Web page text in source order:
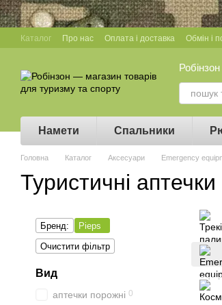
Перейти до основного контенту
Каталог Про нас Оплата і доставка Обмін і
Намети Спальники
Головна Каталог Аксесуари Emergency
Туристичні
Бренд:
Pieps
Очистити фільтр
Вид
аптечки порожні 0